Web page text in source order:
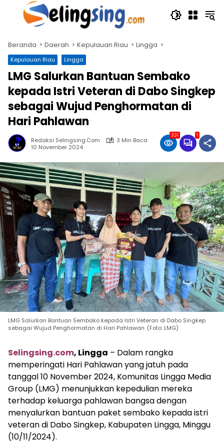
Langsung
Beranda Daerah Kepulauan Riau Lingga
Kepulauan Riau Lingga
LMG Salurkan Bantuan Sembako
kepada Istri Veteran di Dabo Singkep
sebagai Wujud Penghormatan di
Hari Pahlawan
Redaksi Selingsing.com
3 Min Baca
10 November 2024
331 1
LMG Salurkan Bantuan Sembako kepada Istri Veteran di Dabo Singkep
sebagai Wujud Penghormatan di Hari Pahlawan. (Foto: LMG)
Selingsing.com, Lingga – Dalam rangka
memperingati Hari Pahlawan yang jatuh pada
tanggal 10 November 2024, Komunitas Lingga Media
Group (LMG) menunjukkan kepedulian mereka
terhadap keluarga pahlawan bangsa dengan
menyalurkan bantuan paket sembako kepada istri
veteran di Dabo Singkep, Kabupaten Lingga, Minggu
(10/11/2024).